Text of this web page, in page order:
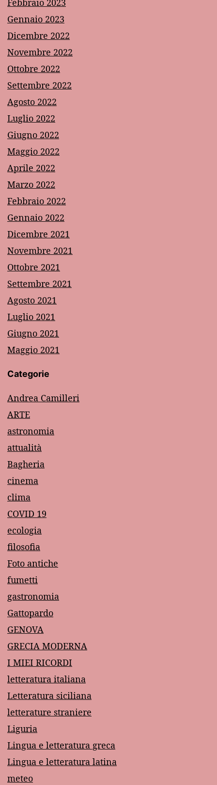
Febbraio 2023
Gennaio 2023
Dicembre 2022
Novembre 2022
Ottobre 2022
Settembre 2022
Agosto 2022
Luglio 2022
Giugno 2022
Maggio 2022
Aprile 2022
Marzo 2022
Febbraio 2022
Gennaio 2022
Dicembre 2021
Novembre 2021
Ottobre 2021
Settembre 2021
Agosto 2021
Luglio 2021
Giugno 2021
Maggio 2021
Categorie
Andrea Camilleri
ARTE
astronomia
attualità
Bagheria
cinema
clima
COVID 19
ecologia
filosofia
Foto antiche
fumetti
gastronomia
Gattopardo
GENOVA
GRECIA MODERNA
I MIEI RICORDI
letteratura italiana
Letteratura siciliana
letterature straniere
Liguria
Lingua e letteratura greca
Lingua e letteratura latina
meteo